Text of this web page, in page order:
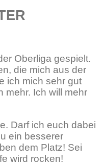
Oberliga gespielt.
die mich aus der
ich mich sehr gut
mehr. Ich will mehr
Darf ich euch dabei
ein besserer
dem Platz! Sei
wird rocken!